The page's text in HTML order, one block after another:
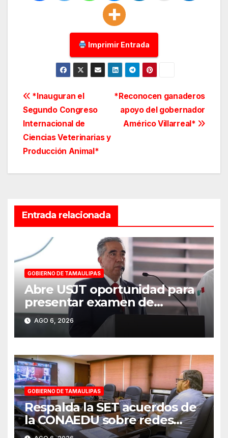
Imprimir Entrada
Navegación
de
entradas
*Reconocen ganaderos
apoyo del gobernador
Américo Villarreal*
*Inauguran el
Segundo Congreso
Internacional de
Ciencias Veterinarias y
Producción Animal*
Entrada relacionada
GOBIERNO DE TAMAULIPAS
Abre USJT oportunidad para
presentar examen de
admisión, este sábado
AGO 6, 2026
GOBIERNO DE TAMAULIPAS
Respalda la SET acuerdos de
la CONAEDU sobre redes
sociales y escuelas